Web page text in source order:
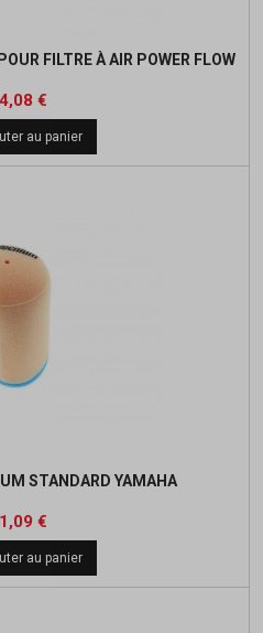
FILTRE À AIR POWER FLOW
€
base
au panier
STANDARD YAMAHA
€
base
au panier